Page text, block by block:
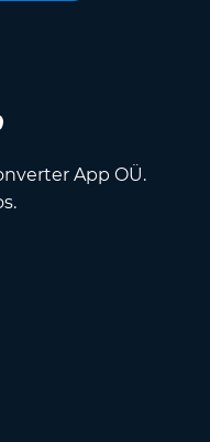
App OÜ.